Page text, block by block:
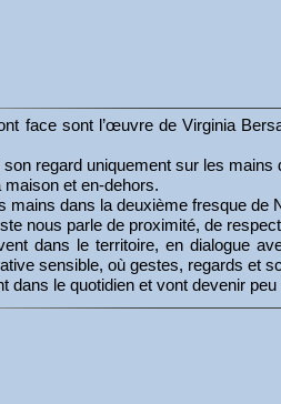
face sont l’œuvre de Virginia
son regard uniquement sur les
et en-dehors.
mains dans la deuxième fresque de
nous parle de proximité, de
dans le territoire, en dialogue
sensible, où gestes, regards et
dans le quotidien et vont devenir